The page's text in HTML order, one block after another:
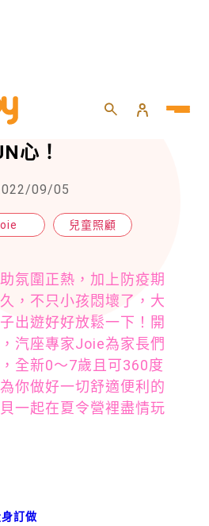
照顧
孩子一起GO 暑期
心！
09/05
兒童照顧
氛圍正熱，加上防疫期
，不只小孩悶壞了，大
出遊好好放鬆一下！開
汽座專家Joie為家長們
全新0～7歲且可360度
你做好一切舒適便利的
一起在夏令營裡盡情玩
訂做